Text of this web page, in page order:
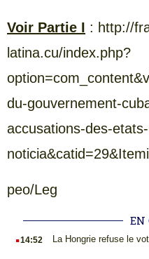
Voir Partie I : http://
latina.cu/index.php?
du-gouvernement-
accusations-des-
peo/Leg
EN
.14:52 La Hongrie refuse le